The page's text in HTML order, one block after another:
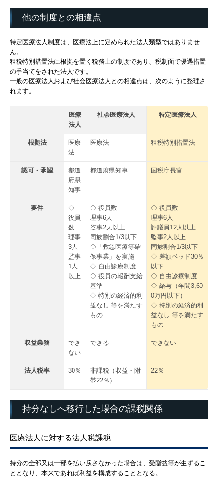
他の制度との相違点
特定医療法人制度は、医療法上に定められた法人類型ではありませ
ん。
租税特別措置法に根拠を置く税務上の制度であり、税制面で優遇措置
の手当てをされた法人です。
一般の医療法人および社会医療法人との相違点は、次のように整理さ
れます。
医療
法人
社会医療法人 特定医療法人
根拠法
医療
法
医療法 租税特別措置法
認可・承認
都道
府県
知事
都道府県知事 国税庁長官
要件
◇
役員
数
理事
3人
監事
1人
以上
◇ 役員数
理事6人
監事2人以上
同族割合1/3以下
◇「救急医療等確
保事業」を実施
◇ 自由診療制度
◇ 役員の報酬支給
基準
◇ 特別の経済的利
益なし 等を満たす
もの
◇ 役員数
理事6人
評議員12人以上
監事2人以上
同族割合1/3以下
◇ 差額ベッド30％
以下
◇ 自由診療制度
◇ 給与（年間3,60
0万円以下）
◇ 特別の経済的利
益なし 等を満たす
もの
収益業務
でき
ない
できる できない
法人税率 30％
非課税（収益・附
帯22％）
22％
持分なしへ移行した場合の課税関係
医療法人に対する法人税課税
持分の全部又は一部を払い戻さなかった場合は、受贈益等が生ずるこ
ととなり、本来であれば利益を構成することとなる。